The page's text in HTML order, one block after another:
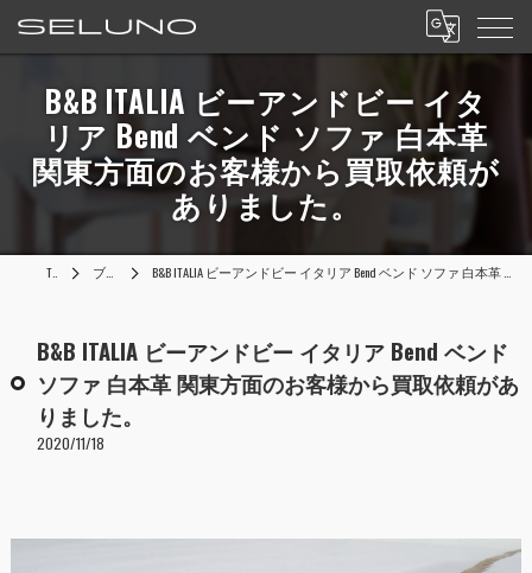
B&B ITALIA ビーアンドビー イタ
リア Bend ベンド ソファ 白本革
関東方面のお客様から買取依頼が
ありました。
TOP ブログ B&B ITALIA ビーアンドビー イタリア Bend ベンド ソファ 白本革 関東方面のお客様から買取依頼がありました。
B&B ITALIA ビーアンドビー イタリア Bend ベンド
ソファ 白本革 関東方面のお客様から買取依頼があ
りました。
2020/11/18